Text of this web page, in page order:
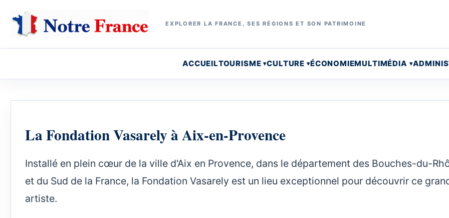
EXPLORER LA FRANCE, SES RÉGIONS ET SON PATRIMOINE
ACCUEILTOURISME CULTURE ÉCONOMIEMULTIMÉDIA
La Fondation Vasarely à Aix-en-Provence
Installé en plein cœur de la ville d'Aix en Provence, dans le département des Bouches-du-
et du Sud de la France, la Fondation Vasarely est un lieu exceptionnel pour découvrir ce
artiste.